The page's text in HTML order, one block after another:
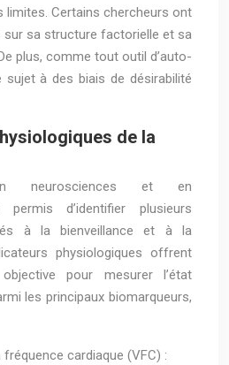
limites. Certains chercheurs ont
sur sa structure factorielle et sa
plus, comme tout outil d’auto-
sujet à des biais de désirabilité
de la
neurosciences et en
permis d’identifier plusieurs
à la bienveillance et à la
physiologiques offrent
pour mesurer l’état
les principaux biomarqueurs,
cardiaque (VFC) :